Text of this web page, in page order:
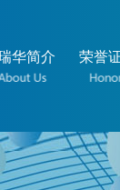
华简介 荣誉